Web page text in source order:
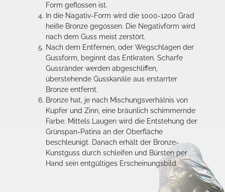
Form geflossen ist.
In die Nagativ-Form wird die 1000-1200 Grad
heiße Bronze gegossen. Die Negativform wird
nach dem Guss meist zerstört.
Nach dem Entfernen, oder Wegschlagen der
Gussform, beginnt das Entkraten. Scharfe
Gussränder werden abgeschliffen,
überstehende Gusskanäle aus erstarrter
Bronze entfernt.
Bronze hat, je nach Mischungsverhälnis von
Kupfer und Zinn, eine bräunlich schimmernde
Farbe. Mittels Laugen wird die Entstehung der
Grünspan-Patina an der Oberfläche
beschleunigt. Danach erhält der Bronze-
Kunstguss durch schleifen und Bürsten per
Hand sein entgültiges Erscheinungsbild.